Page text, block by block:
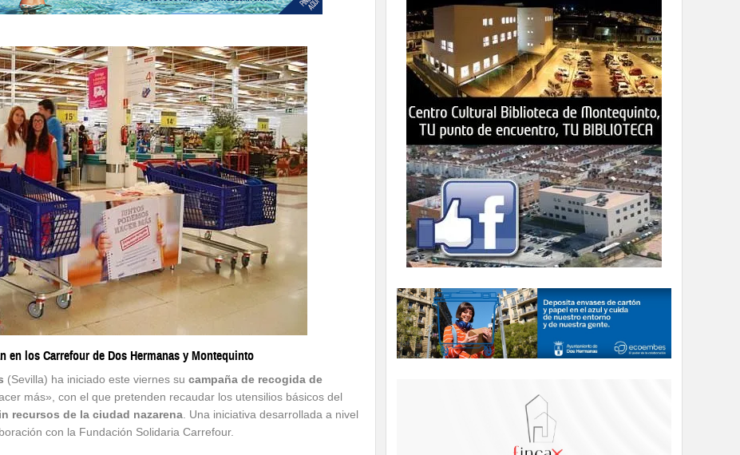
en los Carrefour de Dos Hermanas y Montequinto
(Sevilla) ha iniciado este viernes su campaña de recogida de
más», con el que pretenden recaudar los utensilios básicos del
recursos de la ciudad nazarena . Una iniciativa desarrollada a nivel
con la Fundación Solidaria Carrefour.